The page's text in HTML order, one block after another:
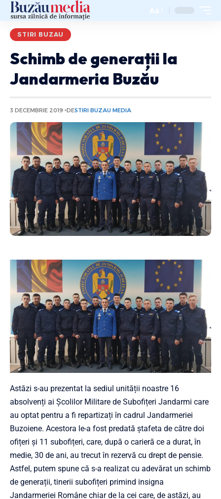
Aa
STIRI BUZAU
Schimb de generații la
Jandarmeria Buzău
3 DECEMBRIE 2019 DESTIRI BUZAU MEDIA
Astăzi s-au prezentat la sediul unității noastre 16
absolvenți ai Școlilor Militare de Subofițeri Jandarmi care
au optat pentru a fi repartizați în cadrul Jandarmeriei
Buzoiene. Acestora le-a fost predată ștafeta de către doi
ofițeri și 11 subofițeri, care, după o carieră ce a durat, în
medie, 30 de ani, au trecut în rezervă cu drept de pensie.
Astfel, putem spune că s-a realizat cu adevărat un schimb
de generații, tinerii subofițeri primind insigna
Jandarmeriei Române chiar de la cei care, de astăzi, au